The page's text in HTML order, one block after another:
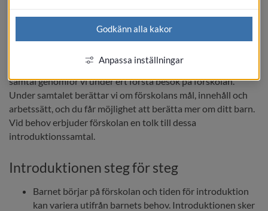
Introduktionssamtal
introduktionssamtal med dig som vårdnadshavare. Detta
samtal genomför vi under ert första besök på förskolan.
Under samtalet berättar vi om förskolans mål, innehåll och
arbetssätt, och du får möjlighet att berätta mer om ditt barn.
Vid behov erbjuder förskolan en tolk till dessa
introduktionssamtal.
Introduktionen steg för steg
Barnet börjar på förskolan och tiden för introduktion
kan variera utifrån barnets behov. Introduktionen sker
Godkänn alla kakor
Anpassa inställningar